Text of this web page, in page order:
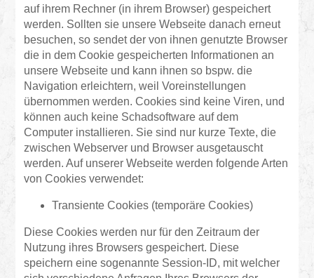
auf ihrem Rechner (in ihrem Browser) gespeichert
werden. Sollten sie unsere Webseite danach erneut
besuchen, so sendet der von ihnen genutzte Browser
die in dem Cookie gespeicherten Informationen an
unsere Webseite und kann ihnen so bspw. die
Navigation erleichtern, weil Voreinstellungen
übernommen werden. Cookies sind keine Viren, und
können auch keine Schadsoftware auf dem
Computer installieren. Sie sind nur kurze Texte, die
zwischen Webserver und Browser ausgetauscht
werden. Auf unserer Webseite werden folgende Arten
von Cookies verwendet:
Transiente Cookies (temporäre Cookies)
Diese Cookies werden nur für den Zeitraum der
Nutzung ihres Browsers gespeichert. Diese
speichern eine sogenannte Session-ID, mit welcher